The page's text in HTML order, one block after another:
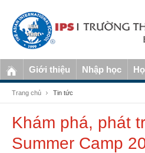
Giới thiệu Nhập học
Trang chủ Tin tức
Khám phá, phát
Summer Camp